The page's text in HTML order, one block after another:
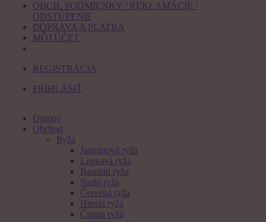
OBCH. PODMIENKY / REKLAMÁCIE /
ODSTÚPENIE
DOPRAVA A PLATBA
MÔJ ÚČET
REGISTRÁCIA
PRIHLÁSIŤ
Domov
Obchod
Ryža
Jasmínová ryža
Lepkavá ryža
Basmati ryža
Sushi ryža
Červená ryža
Hnedá ryža
Čierna ryža